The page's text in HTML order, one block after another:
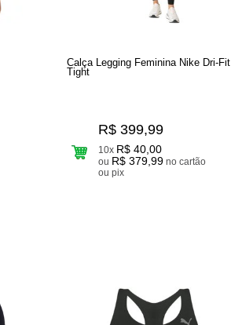
Calça Legging Feminina Nike Dri-Fit
Tight
R$ 399,99
10x R$ 40,00
ou R$ 379,99 no cartão
ou pix